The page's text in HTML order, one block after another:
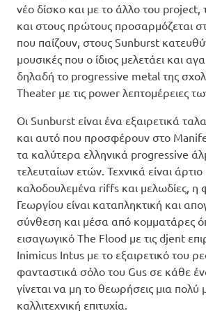
νέο δίσκο και με το άλλο του
και στους πρώτους προσαρμόζεται
που παίζουν, στους Sunburst
μουσικές που ο ίδιος μελετάει και
δηλαδή το progressive metal της
Theater με τις power λεπτομέρειες
Οι Sunburst είναι ένα εξαιρετικά
και αυτό που προσφέρουν στο
τα καλύτερα ελληνικά progressive
τελευταίων ετών. Τεχνικά είναι άρτιο
καλοδουλεμένα riffs και μελωδίες, η
Γεωργίου είναι καταπληκτική και
σύνθεση και μέσα από κομματάρες
εισαγωγικό The Flood με τις djent
Inimicus Intus με το εξαιρετικό του
φανταστικά σόλο του Gus σε κάθε
γίνεται να μη το θεωρήσεις μια πολύ
καλλιτεχνική επιτυχία.